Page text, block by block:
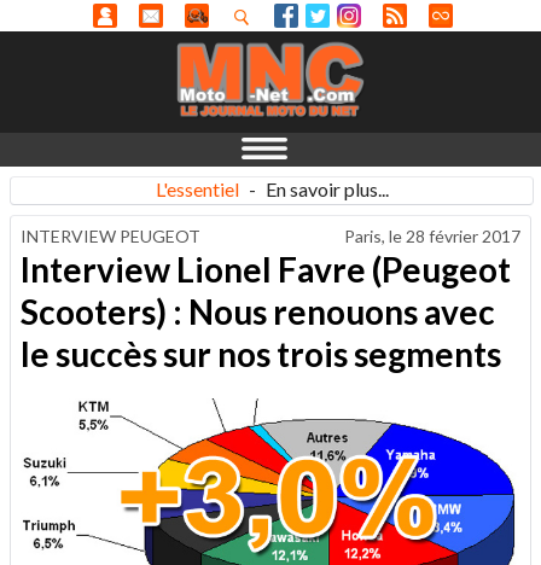
L'essentiel - En savoir plus...
INTERVIEW PEUGEOT Paris, le 28 février 2017
Interview Lionel Favre (Peugeot
Scooters) : Nous renouons avec
le succès sur nos trois segments